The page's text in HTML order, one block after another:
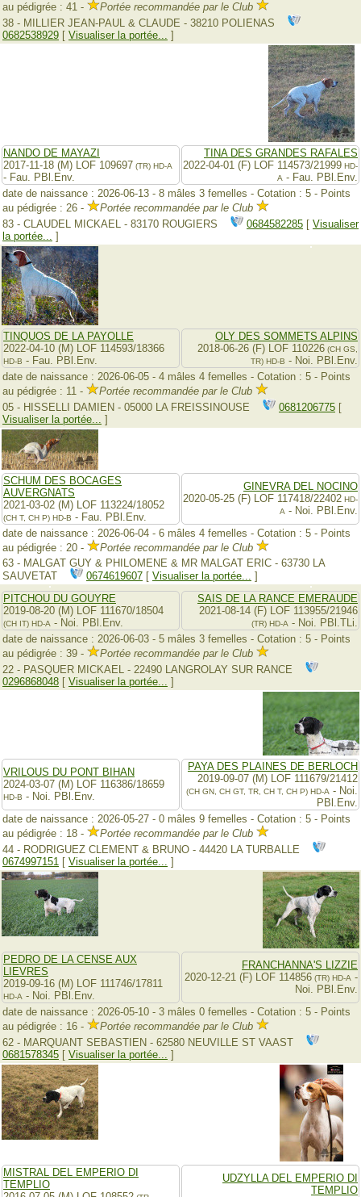
au pédigrée : 41 -
Portée recommandée par le Club
38 - MILLIER JEAN-PAUL & CLAUDE - 38210 POLIENAS
0682538929 [ Visualiser la portée... ]
NANDO DE MAYAZI
2017-11-18 (M) LOF 109697 (TR) HD-A
- Fau. PBl.Env.
TINA DES GRANDES RAFALES
2022-04-01 (F) LOF 114573/21999 HD-
A - Fau. PBl.Env.
date de naissance : 2026-06-13 - 8 mâles 3 femelles - Cotation : 5 - Points
au pédigrée : 26 -
Portée recommandée par le Club
83 - CLAUDEL MICKAEL - 83170 ROUGIERS
0684582285 [ Visualiser
la portée... ]
TINQUOS DE LA PAYOLLE
2022-04-10 (M) LOF 114593/18366
HD-B - Fau. PBl.Env.
OLY DES SOMMETS ALPINS
2018-06-26 (F) LOF 110226 (CH GS,
TR) HD-B - Noi. PBl.Env.
date de naissance : 2026-06-05 - 4 mâles 4 femelles - Cotation : 5 - Points
au pédigrée : 11 -
Portée recommandée par le Club
05 - HISSELLI DAMIEN - 05000 LA FREISSINOUSE
0681206775 [
Visualiser la portée... ]
SCHUM DES BOCAGES
AUVERGNATS
2021-03-02 (M) LOF 113224/18052
(CH T, CH P) HD-B - Fau. PBl.Env.
GINEVRA DEL NOCINO
2020-05-25 (F) LOF 117418/22402 HD-
A - Noi. PBl.Env.
date de naissance : 2026-06-04 - 6 mâles 4 femelles - Cotation : 5 - Points
au pédigrée : 20 -
Portée recommandée par le Club
63 - MALGAT GUY & PHILOMENE & MR MALGAT ERIC - 63730 LA
SAUVETAT
0674619607 [ Visualiser la portée... ]
PITCHOU DU GOUYRE
2019-08-20 (M) LOF 111670/18504
(CH IT) HD-A - Noi. PBl.Env.
SAIS DE LA RANCE EMERAUDE
2021-08-14 (F) LOF 113955/21946
(TR) HD-A - Noi. PBl.TLi.
date de naissance : 2026-06-03 - 5 mâles 3 femelles - Cotation : 5 - Points
au pédigrée : 39 -
Portée recommandée par le Club
22 - PASQUER MICKAEL - 22490 LANGROLAY SUR RANCE
0296868048 [ Visualiser la portée... ]
VRILOUS DU PONT BIHAN
2024-03-07 (M) LOF 116386/18659
HD-B - Noi. PBl.Env.
PAYA DES PLAINES DE BERLOCH
2019-09-07 (M) LOF 111679/21412
(CH GN, CH GT, TR, CH T, CH P) HD-A - Noi.
PBl.Env.
date de naissance : 2026-05-27 - 0 mâles 9 femelles - Cotation : 5 - Points
au pédigrée : 18 -
Portée recommandée par le Club
44 - RODRIGUEZ CLEMENT & BRUNO - 44420 LA TURBALLE
0674997151 [ Visualiser la portée... ]
PEDRO DE LA CENSE AUX
LIEVRES
2019-09-16 (M) LOF 111746/17811
HD-A - Noi. PBl.Env.
FRANCHANNA'S LIZZIE
2020-12-21 (F) LOF 114856 (TR) HD-A -
Noi. PBl.Env.
date de naissance : 2026-05-10 - 3 mâles 0 femelles - Cotation : 5 - Points
au pédigrée : 16 -
Portée recommandée par le Club
62 - MARQUANT SEBASTIEN - 62580 NEUVILLE ST VAAST
0681578345 [ Visualiser la portée... ]
MISTRAL DEL EMPERIO DI
TEMPLIO
UDZYLLA DEL EMPERIO DI
TEMPLIO